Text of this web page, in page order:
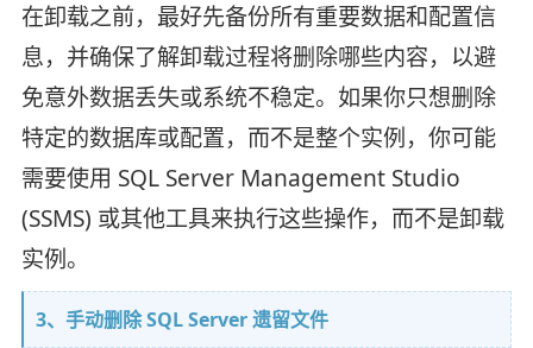
在卸载之前，最好先备份所有重要数据和配置信
息，并确保了解卸载过程将删除哪些内容，以避
免意外数据丢失或系统不稳定。如果你只想删除
特定的数据库或配置，而不是整个实例，你可能
需要使用 SQL Server Management Studio
(SSMS) 或其他工具来执行这些操作，而不是卸载
实例。
3、手动删除 SQL Server 遗留文件